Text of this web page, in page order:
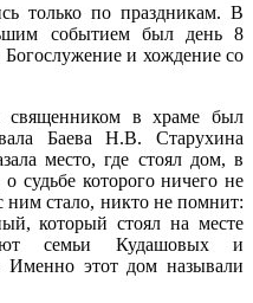
только по праздникам. В
событием был день 8
Богослужение и хождение со
в храме был
Баева Н.В. Старухина
место, где стоял дом, в
судьбе которого ничего не
ним стало, никто не помнит:
который стоял на месте
семьи Кудашовых и
этот дом называли